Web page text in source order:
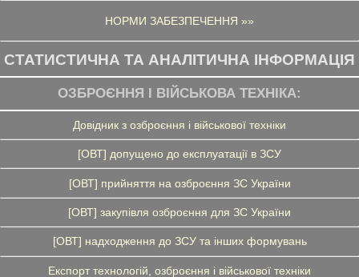
НОРМИ ЗАБЕЗПЕЧЕННЯ »»
СТАТИСТИЧНА ТА АНАЛІТИЧНА ІНФОРМАЦІЯ
ОЗБРОЄННЯ І ВІЙСЬКОВА ТЕХНІКА:
Довідник з озброєння і військової техніки
[ОВТ] допущено до експлуатації в ЗСУ
[ОВТ] прийняття на озброєння ЗС України
[ОВТ] закупівля озброєння для ЗС України
[ОВТ] надходження до ЗСУ та інших формувань
Експорт технологій, озброєння і військової техніки